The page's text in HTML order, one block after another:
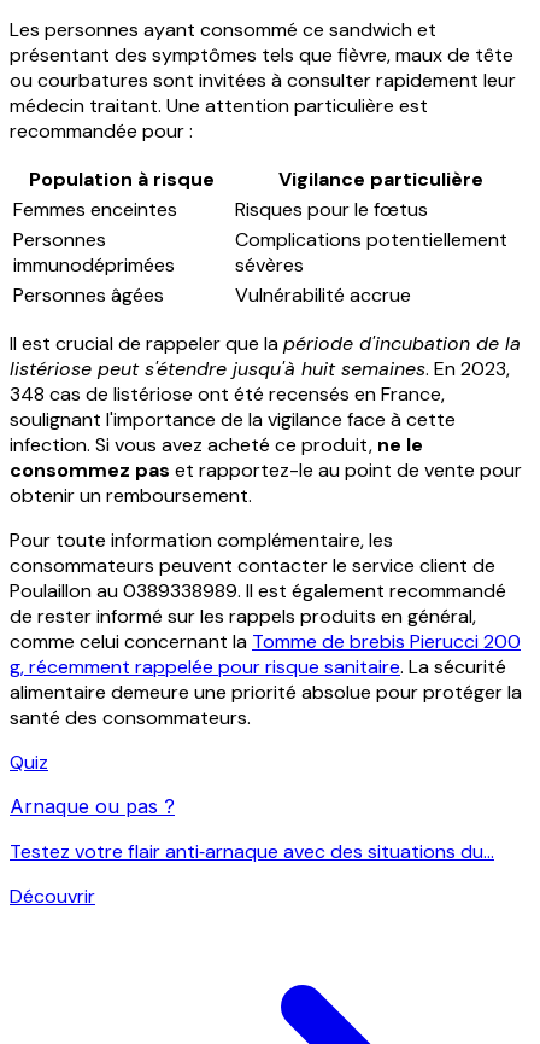
Les personnes ayant consommé ce sandwich et
présentant des symptômes tels que fièvre, maux de tête
ou courbatures sont invitées à consulter rapidement leur
médecin traitant. Une attention particulière est
recommandée pour :
Population à risque
Vigilance particulière
Femmes enceintes
Risques pour le fœtus
Personnes
immunodéprimées
Complications potentiellement
sévères
Personnes âgées
Vulnérabilité accrue
Il est crucial de rappeler que lapériode d'incubation de la
listériose peut s'étendre jusqu'à huit semaines. En 2023,
348 cas de listériose ont été recensés en France,
soulignant l'importance de la vigilance face à cette
infection. Si vous avez acheté ce produit, ne le
consommez pas et rapportez-le au point de vente pour
obtenir un remboursement.
Pour toute information complémentaire, les
consommateurs peuvent contacter le service client de
Poulaillon au 0389338989. Il est également recommandé
de rester informé sur les rappels produits en général,
comme celui concernant la Tomme de brebis Pierucci 200
g, récemment rappelée pour risque sanitaire. La sécurité
alimentaire demeure une priorité absolue pour protéger la
santé des consommateurs.
Quiz
Arnaque ou pas ?
Testez votre flair anti‑arnaque avec des situations du...
Découvrir